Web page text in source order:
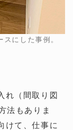
にした事例。
れ（間取り図
法もありま
けて、仕事に